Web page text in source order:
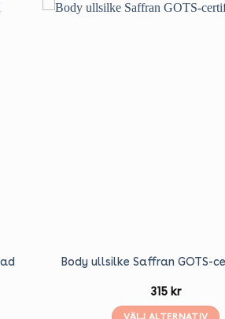
Body ullsilke Saffran GOTS-
315kr